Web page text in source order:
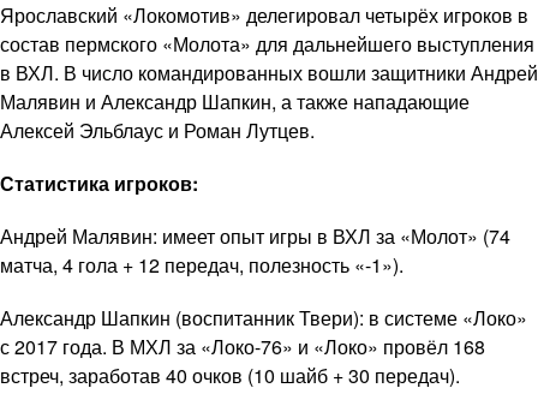
Ярославский «Локомотив» делегировал четырёх игроков в
состав пермского «Молота» для дальнейшего выступления
в ВХЛ. В число командированных вошли защитники Андрей
Малявин и Александр Шапкин, а также нападающие
Алексей Эльблаус и Роман Лутцев.
Статистика игроков:
Андрей Малявин: имеет опыт игры в ВХЛ за «Молот» (74
матча, 4 гола + 12 передач, полезность «-1»).
Александр Шапкин (воспитанник Твери): в системе «Локо»
с 2017 года. В МХЛ за «Локо-76» и «Локо» провёл 168
встреч, заработав 40 очков (10 шайб + 30 передач).